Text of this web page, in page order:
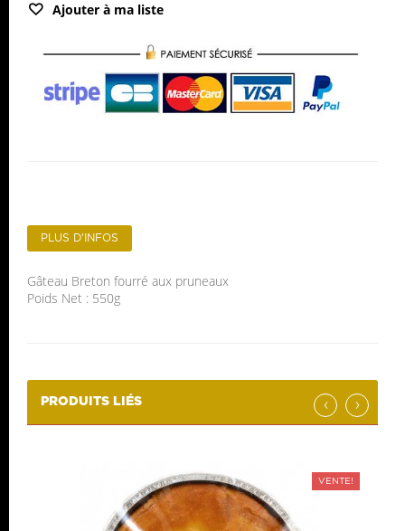
Ajouter à ma liste
PLUS D'INFOS
Gâteau Breton fourré aux pruneaux
Poids Net : 550g
PRODUITS LIÉS ‹ ›
VENTE!